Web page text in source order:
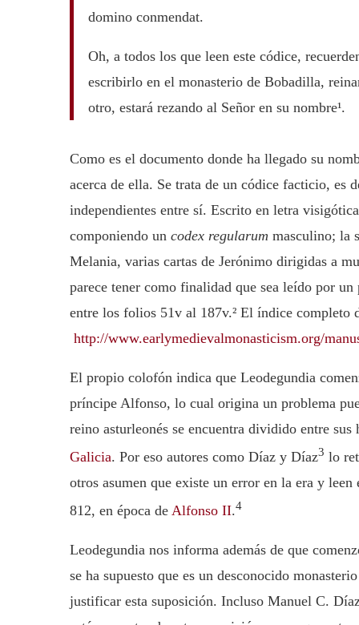
domino conmendat.
Oh, a todos los que leen este códice,
escribirlo en el monasterio de Bobadilla,
otro, estará rezando al Señor en su nombre¹.
Como es el documento donde ha llegado su
acerca de ella. Se trata de un códice facticio, es
independientes entre sí. Escrito en letra
componiendo un codex regularum masculino; la
Melania, varias cartas de Jerónimo dirigidas a
parece tener como finalidad que sea leído por
entre los folios 51v al 187v.² El índice completo
http://www.earlymedievalmonasticism.org/
El propio colofón indica que Leodegundia
príncipe Alfonso, lo cual origina un problema
reino asturleonés se encuentra dividido entre
Galicia. Por eso autores como Díaz y Díaz3 lo
otros asumen que existe un error en la era y
812, en época de Alfonso II.4
Leodegundia nos informa además de que
se ha supuesto que es un desconocido
justificar esta suposición. Incluso Manuel C.